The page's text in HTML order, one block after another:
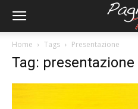
Home Tags Presentazione
Tag: presentazione